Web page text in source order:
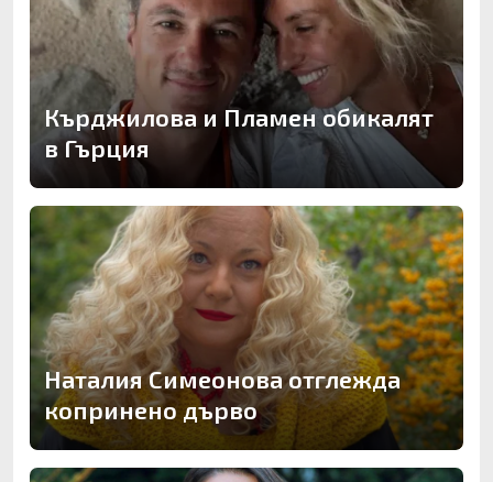
Кърджилова и Пламен обикалят
в Гърция
Наталия Симеонова отглежда
копринено дърво